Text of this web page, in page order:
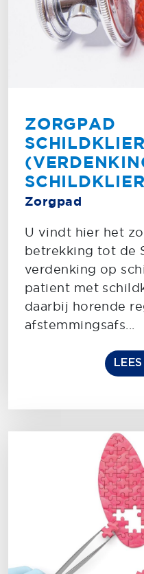
ZORGPAD
Zorgpad
U vindt hier het
betrekking tot de
verdenking op
patient met
daarbij horende
afstemmingsafs...